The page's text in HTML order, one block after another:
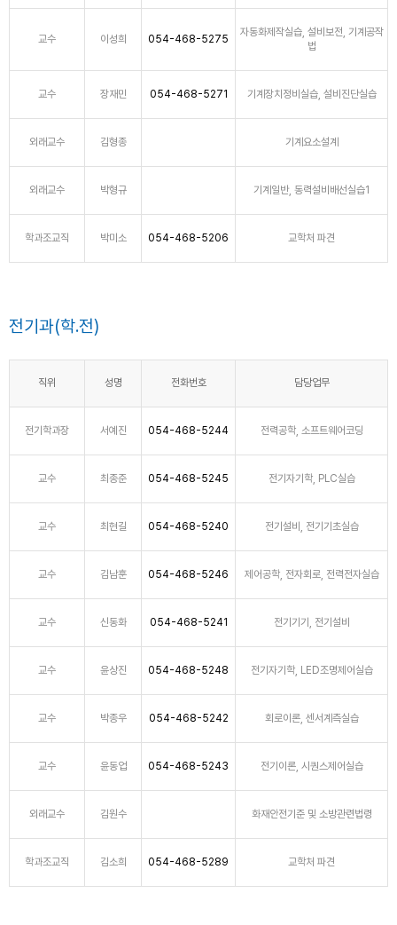
교수 이성희 054-468-5275
자동화제작실습, 설비보전, 기계공작
법
교수 장재민 054-468-5271 기계장치정비실습, 설비진단실습
외래교수 김형종 기계요소설계
외래교수 박형규 기계일반, 동력설비배선실습1
학과조교직 박미소 054-468-5206 교학처 파견
전기과(학.전)
직위 성명 전화번호 담당업무
전기학과장 서예진 054-468-5244 전력공학, 소프트웨어코딩
교수 최종준 054-468-5245 전기자기학, PLC실습
교수 최현길 054-468-5240 전기설비, 전기기초실습
교수 김남훈 054-468-5246 제어공학, 전자회로, 전력전자실습
교수 신동화 054-468-5241 전기기기, 전기설비
교수 윤상진 054-468-5248 전기자기학, LED조명제어실습
교수 박종우 054-468-5242 회로이론, 센서계측실습
교수 윤동업 054-468-5243 전기이론, 시퀀스제어실습
외래교수 김원수 화재안전기준 및 소방관련법령
학과조교직 김소희 054-468-5289 교학처 파견